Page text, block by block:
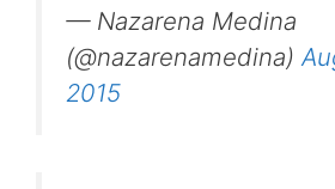
— Nazarena Medina
(@nazarenamedina)
2015